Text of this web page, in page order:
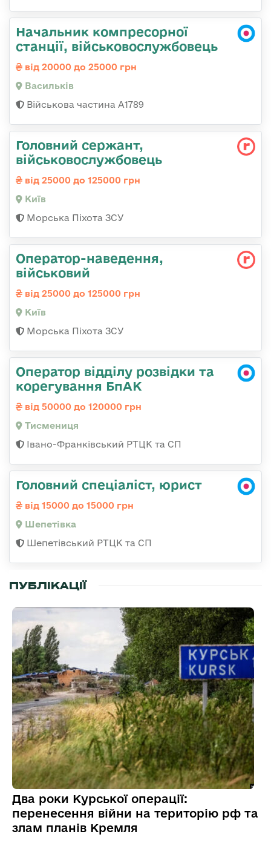
Начальник компресорної
станції, військовослужбовець
від 20000 до 25000 грн
Васильків
Військова частина А1789
Головний сержант,
військовослужбовець
від 25000 до 125000 грн
Київ
Морська Піхота ЗСУ
Оператор-наведення,
військовий
від 25000 до 125000 грн
Київ
Морська Піхота ЗСУ
Оператор відділу розвідки та
корегування БпАК
від 50000 до 120000 грн
Тисмениця
Івано-Франківський РТЦК та СП
Головний спеціаліст, юрист
від 15000 до 15000 грн
Шепетівка
Шепетівський РТЦК та СП
ПУБЛІКАЦІЇ
Два роки Курської операції:
перенесення війни на територію рф та
злам планів Кремля